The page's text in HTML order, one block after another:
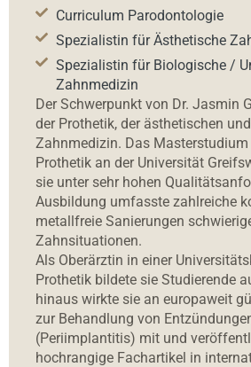
Curriculum Parodontologie
Spezialistin für Ästhetische
Spezialistin für Biologische /
Zahnmedizin
Der Schwerpunkt von Dr. Jasmin
der Prothetik, der ästhetischen
Zahnmedizin. Das
Prothetik an der Universität
sie unter sehr hohen
Ausbildung umfasste zahlreiche
metallfreie Sanierungen
Zahnsituationen.
Als Oberärztin in einer
Prothetik bildete sie Studierende
hinaus wirkte sie an europaweit
zur Behandlung von
(Periimplantitis) mit und
hochrangige Fachartikel in